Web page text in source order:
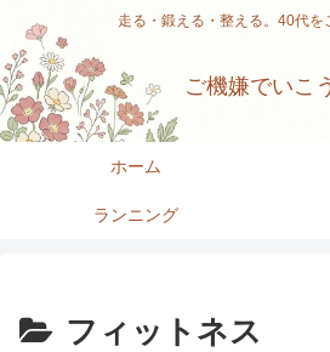
走る・鍛える・整える。40代を
ご機嫌でいこ
ホーム
ランニング
フィットネス